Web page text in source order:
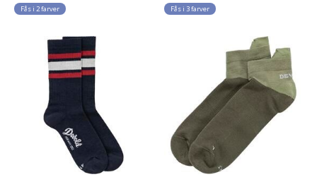
Fås i 2 farver Fås i 3 farver